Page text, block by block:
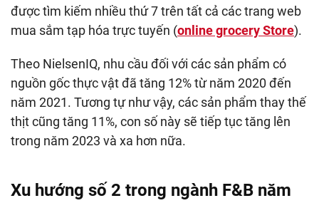
được tìm kiếm nhiều thứ 7 trên tất cả các trang web
mua sắm tạp hóa trực tuyến (online grocery Store).
Theo NielsenIQ, nhu cầu đối với các sản phẩm có
nguồn gốc thực vật đã tăng 12% từ năm 2020 đến
năm 2021. Tương tự như vậy, các sản phẩm thay thế
thịt cũng tăng 11%, con số này sẽ tiếp tục tăng lên
trong năm 2023 và xa hơn nữa.
Xu hướng số 2 trong ngành F&B năm